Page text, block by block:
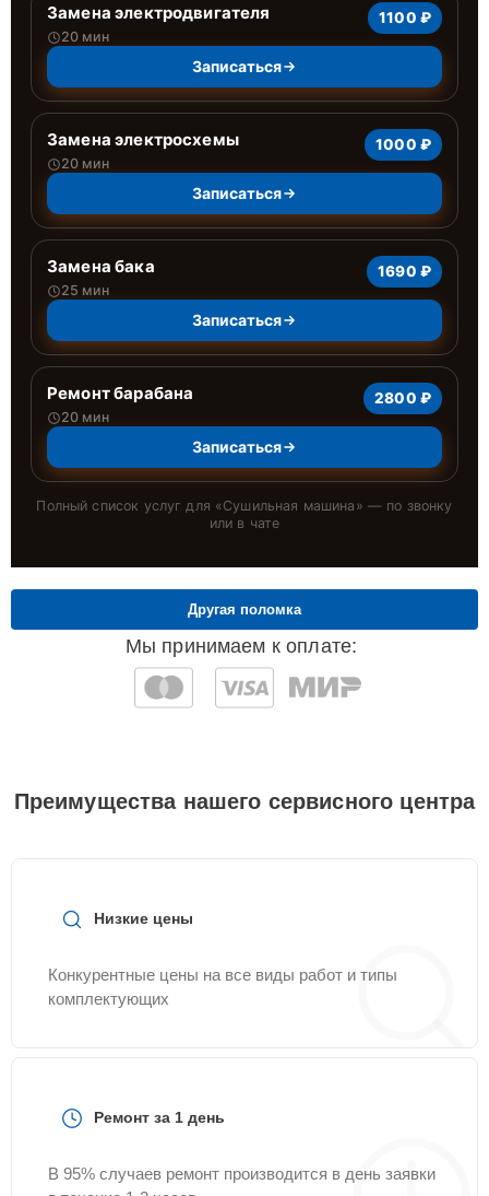
Замена электродвигателя
20 мин
1100 ₽
Записаться
Замена электросхемы
20 мин
1000 ₽
Записаться
Замена бака
25 мин
1690 ₽
Записаться
Ремонт барабана
20 мин
2800 ₽
Записаться
Полный список услуг для «Сушильная машина » — по звонку
или в чате
Мы принимаем к оплате:
Другая поломка
Преимущества нашего сервисного центра
Низкие цены
Конкурентные цены на все виды работ и типы
комплектующих
Ремонт за 1 день
В 95% случаев ремонт производится в день заявки